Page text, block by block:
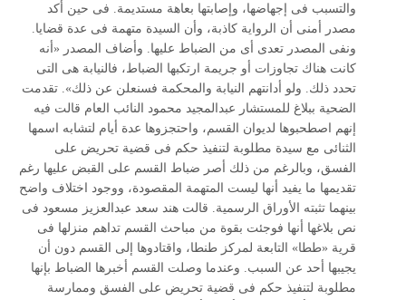
والتسبب فى إجهاضها، وإصابتها بعاهة مستديمة. فى حين أكد
مصدر أمنى أن الرواية كاذبة، وأن السيدة متهمة فى عدة قضايا.
ونفى المصدر تعدى أى من الضباط عليها. وأضاف المصدر «أنه
كانت هناك تجاوزات أو جريمة ارتكبها الضباط، فالنيابة هى التى
تحدد ذلك. ولو أدانتهم النيابة والمحكمة فسنعلن عن ذلك». تقدمت
الضحية ببلاغ للمستشار عبدالمجيد محمود النائب العام قالت فيه
إنهم اصطحبوها لديوان القسم، واحتجزوها عدة أيام لتشابه اسمها
الثنائى مع سيدة مطلوبة لتنفيذ حكم فى قضية تحريض على
الفسق، وبالرغم من ذلك أصر ضباط القسم على القبض عليها رغم
تقديمها ما يفيد أنها ليست المتهمة المقصودة، ووجود اختلاف واضح
بينهما تثبته الأوراق الرسمية. قالت هند سعد عبدالعزيز مسعود فى
نص بلاغها أنها فوجئت بقوة من مباحث القسم تداهم منزلها فى
قرية «ططا» التابعة لمركز طنطا، واقتادوها إلى القسم دون أن
يجيبها أحد عن السبب. وعندما وصلت القسم أخبرها الضباط بإنها
مطلوبة لتنفيذ حكم فى قضية تحريض على الفسق وممارسة